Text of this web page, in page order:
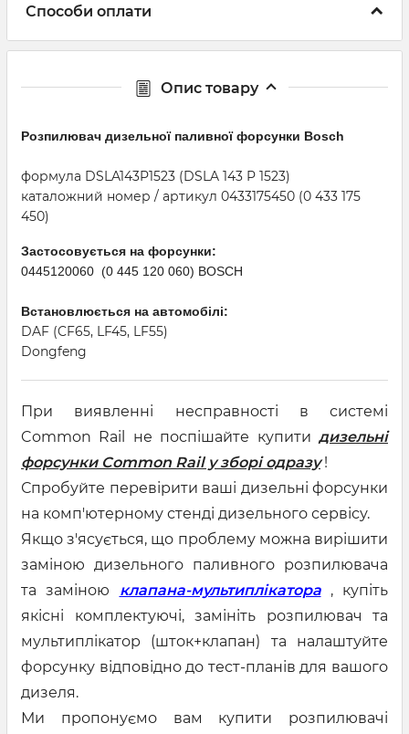
Способи оплати
Опис товару
Розпилювач дизельної паливної форсунки Bosсh
формула DSLA143P1523 (DSLA 143 P 1523)
каталожний номер / артикул 0433175450 (0 433 175
450)
Застосовується на форсунки:
0445120060 (0 445 120 060) BOSCH
Встановлюється на автомобілі:
DAF (CF65, LF45, LF55)
Dongfeng
При виявленні несправності в системі
Common Rail не поспішайте купити дизельні
форсунки Common Rail у зборі одразу!
Спробуйте перевірити ваші дизельні форсунки
на комп'ютерному стенді дизельного сервісу.
Якщо з'ясується, що проблему можна вирішити
заміною дизельного паливного розпилювача
та заміною клапана-мультиплікатора, купіть
якісні комплектуючі, замініть розпилювач та
мультиплікатор (шток+клапан) та налаштуйте
форсунку відповідно до тест-планів для вашого
дизеля.
Ми пропонуємо вам купити розпилювачі